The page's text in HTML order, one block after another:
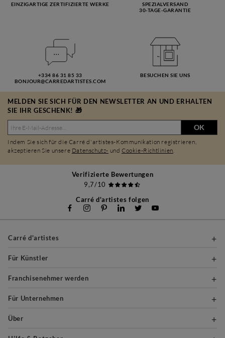
EINZIGARTIGE ZERTIFIZIERTE WERKE
SPEZIALVERSAND
30-TAGE-GARANTIE
+334 86 31 85 33
BONJOUR@CARREDARTISTES.COM
BESUCHEN SIE UNS
MELDEN SIE SICH FÜR DEN NEWSLETTER AN UND ERHALTEN
SIE IHR GESCHENK! 🎁
OK
Indem Sie sich für die Carré d'artistes-Kommunikation registrieren,
akzeptieren Sie unsere Datenschutz- undCookie-Richtlinien.
Verifizierte Bewertungen
9,7/10
Carré d'artistes folgen
Carré d'artistes
Für Künstler
Franchisenehmer werden
Für Unternehmen
Über